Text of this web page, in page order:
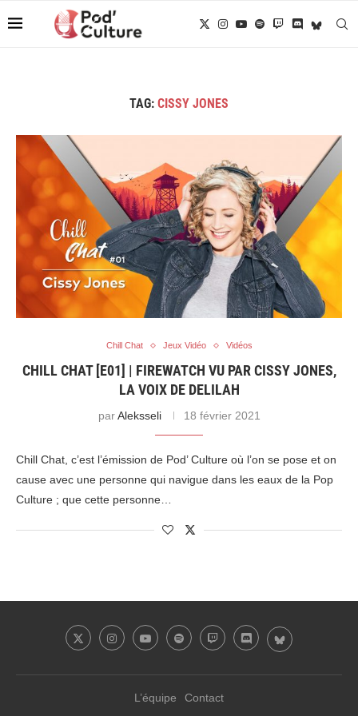
TAG: CISSY JONES
Chill Chat Jeux Vidéo Vidéos
CHILL CHAT [E01] | FIREWATCH VU PAR CISSY JONES,
LA VOIX DE DELILAH
parAleksseli 18 février 2021
Chill Chat, c’est l’émission de Pod’ Culture où l’on se pose et on
cause avec une personne qui navigue dans les eaux de la Pop
Culture ; que cette personne…
L’équipe Contact